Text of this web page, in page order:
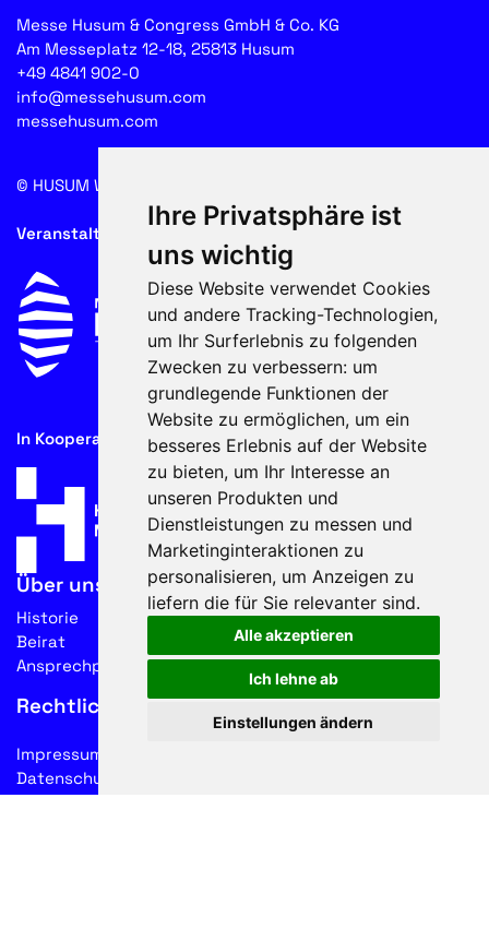
Ihre Privatsphäre ist
uns wichtig
Diese Website verwendet Cookies
und andere Tracking-Technologien,
um Ihr Surferlebnis zu folgenden
Zwecken zu verbessern: um
grundlegende Funktionen der
Website zu ermöglichen, um ein
besseres Erlebnis auf der Website
zu bieten, um Ihr Interesse an
unseren Produkten und
Dienstleistungen zu messen und
Marketinginteraktionen zu
personalisieren, um Anzeigen zu
liefern die für Sie relevanter sind.
Alle akzeptieren
Ich lehne ab
Einstellungen ändern
Messe Husum & Congress GmbH & Co. KG
Am Messeplatz 12-18, 25813 Husum
+49 4841 902-0
info@messehusum.com
messehusum.com
© HUSUM WIND 2026
Veranstalter
In Kooperation mit
Über uns
Historie
Beirat
Ansprechpartner
Rechtliches
Impressum
Datenschutz
Nutzungsbedingungen